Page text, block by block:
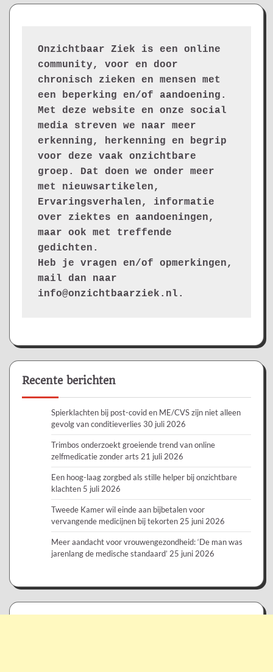
Onzichtbaar Ziek is een online
community, voor en door
chronisch zieken en mensen met
een beperking en/of aandoening.
Met deze website en onze social
media streven we naar meer
erkenning, herkenning en begrip
voor deze vaak onzichtbare
groep. Dat doen we onder meer
met nieuwsartikelen,
Ervaringsverhalen, informatie
over ziektes en aandoeningen,
maar ook met treffende
gedichten.
Heb je vragen en/of opmerkingen,
mail dan naar
info@onzichtbaarziek.nl.
Recente berichten
Spierklachten bij post-covid en ME/CVS zijn niet alleen
gevolg van conditieverlies 30 juli 2026
Trimbos onderzoekt groeiende trend van online
zelfmedicatie zonder arts 21 juli 2026
Een hoog-laag zorgbed als stille helper bij onzichtbare
klachten 5 juli 2026
Tweede Kamer wil einde aan bijbetalen voor
vervangende medicijnen bij tekorten 25 juni 2026
Meer aandacht voor vrouwengezondheid: ‘De man was
jarenlang de medische standaard’ 25 juni 2026